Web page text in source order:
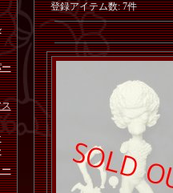
登録アイテム数:7件